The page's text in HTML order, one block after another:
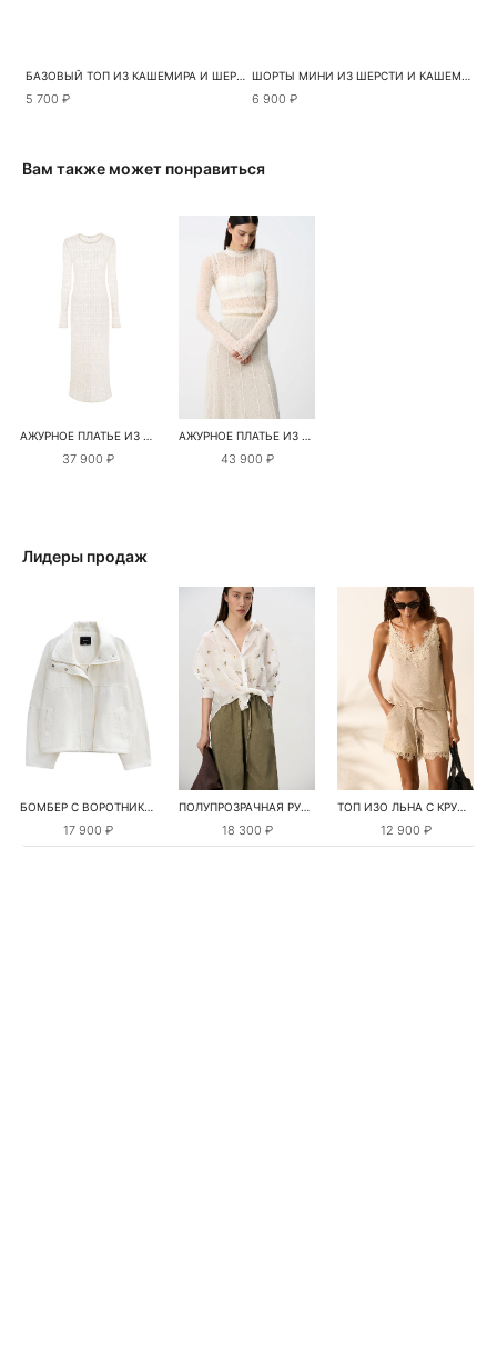
БАЗОВЫЙ ТОП ИЗ КАШЕМИРА И ШЕРСТИ
5 700 ₽
ШОРТЫ МИНИ ИЗ ШЕРСТИ И КАШЕМИРА
6 900 ₽
Вам также может понравиться
АЖУРНОЕ ПЛАТЬЕ ИЗ СУПЕР КИД МОХЕРА И БЕБИ АЛЬПАКА
37 900 ₽
АЖУРНОЕ ПЛАТЬЕ ИЗ СУПЕР КИД МОХЕРА И БЕБИ АЛЬПАКА
43 900 ₽
Лидеры продаж
БОМБЕР С ВОРОТНИКОМ-СТОЙКОЙ
17 900 ₽
ПОЛУПРОЗРАЧНАЯ РУБАШКА С РОМАШКАМИ
18 300 ₽
ТОП ИЗО ЛЬНА С КРУЖЕВОМ
12 900 ₽